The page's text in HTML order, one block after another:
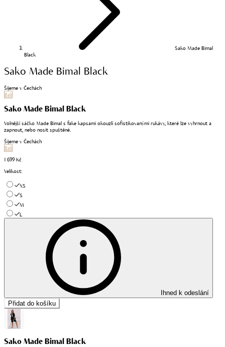
Sako Made Bimal
Black
Sako Made Bimal Black
Šijeme v Čechách
Bali
Sako Made Bimal Black
Volnější sáčko Made Bimal s fake kapsami okouzlí sofistikovanými rukávy, které lze vyhrnout a
zapnout, nebo nosit spuštěné.
Šijeme v Čechách
Bali
1 699 Kč
Velikost:
XS
S
M
L
Ihned k odeslání
Přidat do košíku
Sako Made Bimal Black